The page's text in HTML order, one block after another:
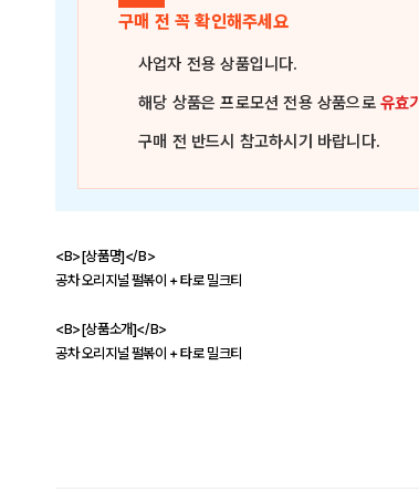
구매 전 꼭 확인해주세요
사업자 전용 상품입니다.
해당 상품은프로모션 전용 상품으로유효
구매 전 반드시 참고하시기 바랍니다.
<B>[상품명]</B>
공차 오리지널 펄볶이 + 타로 밀크티
<B>[상품소개]</B>
공차 오리지널 펄볶이 + 타로 밀크티